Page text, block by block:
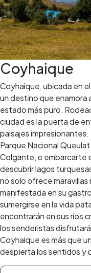
Coyhaique
Coyhaique, ubicada en
un destino que enamora
estado más puro.
ciudad es la puerta de
paisajes
Parque Nacional
Colgante, o embarcarte
descubrir lagos
no solo ofrece
manifestada en su
sumergirse en la vida
encontrarán en sus ríos
los senderistas
Coyhaique es más que
despierta los sentidos y